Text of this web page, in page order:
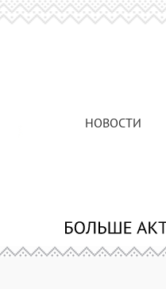
НОВОСТИ